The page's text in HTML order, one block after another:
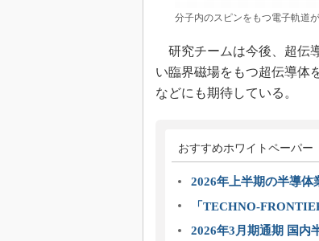
分子内のスピンをもつ電子軌道
研究チームは今後、超伝
い臨界磁場をもつ超伝導体
などにも期待している。
おすすめホワイトペーパー
2026年上半期の半導
「TECHNO-
2026年3月期通期 国内